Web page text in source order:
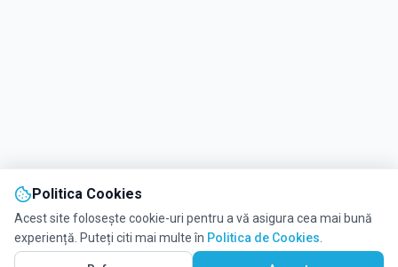
Politica Cookies
Acest site folosește cookie-uri pentru a vă asigura cea mai bună
experiență. Puteți citi mai multe în Politica de Cookies